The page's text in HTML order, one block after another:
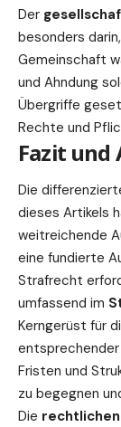
Der
besonders
Gemeinschaft
und Ahndung
Übergriffe
Rechte und
Fazit und
Die
dieses Artikels
weitreichende
eine fundierte
Strafrecht
umfassend im
Kerngerüst für
entsprechender
Fristen und
zu begegnen
Die rechtlichen